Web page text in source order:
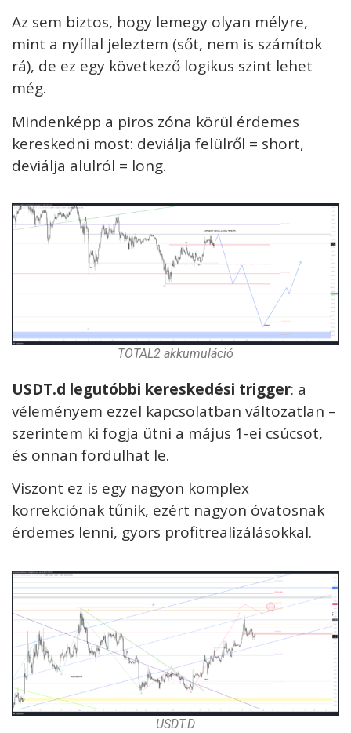
Az sem biztos, hogy lemegy olyan mélyre,
mint a nyíllal jeleztem (sőt, nem is számítok
rá), de ez egy következő logikus szint lehet
még.
Mindenképp a piros zóna körül érdemes
kereskedni most: deviálja felülről = short,
deviálja alulról = long.
TOTAL2 akkumuláció
USDT.d legutóbbi kereskedési trigger: a
véleményem ezzel kapcsolatban változatlan –
szerintem ki fogja ütni a május 1-ei csúcsot,
és onnan fordulhat le.
Viszont ez is egy nagyon komplex
korrekciónak tűnik, ezért nagyon óvatosnak
érdemes lenni, gyors profitrealizálásokkal.
USDT.D